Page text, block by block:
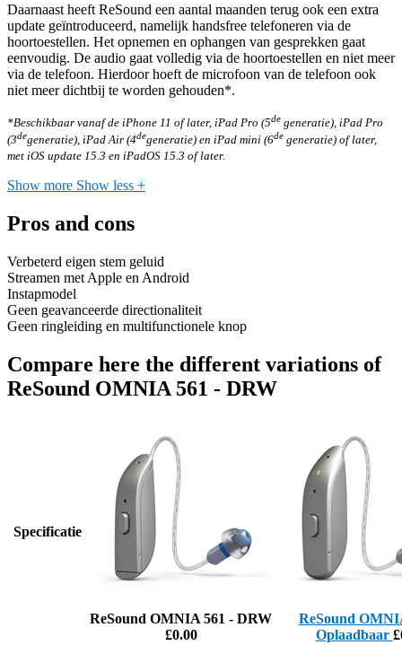
Daarnaast heeft ReSound een aantal maanden terug ook een extra
update geïntroduceerd, namelijk handsfree telefoneren via de
hoortoestellen. Het opnemen en ophangen van gesprekken gaat
eenvoudig. De audio gaat volledig via de hoortoestellen en niet meer
via de telefoon. Hierdoor hoeft de microfoon van de telefoon ook
niet meer dichtbij te worden gehouden*.
*Beschikbaar vanaf de iPhone 11 of later, iPad Pro (5de generatie), iPad Pro
(3degeneratie), iPad Air (4degeneratie) en iPad mini (6de generatie) of later,
met iOS update 15.3 en iPadOS 15.3 of later.
Show more Show less +
Pros and cons
Verbeterd eigen stem geluid
Streamen met Apple en Android
Instapmodel
Geen geavanceerde directionaliteit
Geen ringleiding en multifunctionele knop
Compare here the different variations of
ReSound OMNIA 561 - DRW
Specificatie
ReSound OMNIA 561 - DRW
£0.00
ReSound
Oplaadbaar